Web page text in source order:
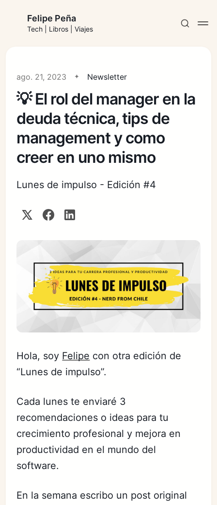
Felipe Peña
Tech | Libros | Viajes
Suscribirse
Iniciar sesión
ago. 21, 2023 Newsletter
💡 El rol del manager en la
deuda técnica, tips de
management y como
creer en uno mismo
Lunes de impulso - Edición #4
Hola, soy Felipe con otra edición de
“Lunes de impulso”.
Cada lunes te enviaré 3
recomendaciones o ideas para tu
crecimiento profesional y mejora en
productividad en el mundo del
software.
En la semana escribo un post original